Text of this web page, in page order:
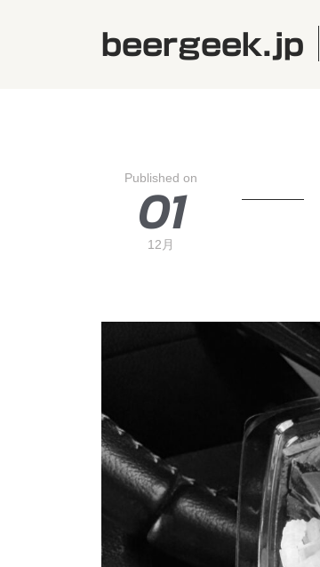
beergeek.jp
Published on
01
12月